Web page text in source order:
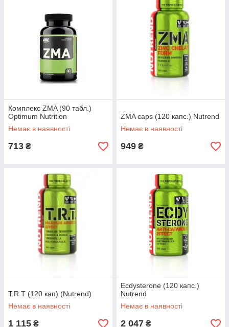
Комплекс ZMA (90 табл.)
Optimum Nutrition
Немає в наявності
713 ₴
ZMA caps (120 капс.) Nutrend
Немає в наявності
949 ₴
T.R.T (120 кап) (Nutrend)
Немає в наявності
1 115 ₴
Ecdysterone (120 капс.)
Nutrend
Немає в наявності
2 047 ₴